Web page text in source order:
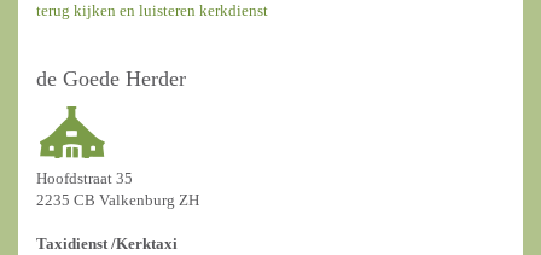
terug kijken en luisteren kerkdienst
de Goede Herder
Hoofdstraat 35
2235 CB Valkenburg ZH
Taxidienst /Kerktaxi